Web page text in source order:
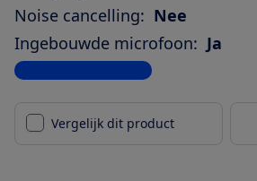
Noise cancelling: Nee
Ingebouwde microfoon: Ja
Bekijk alle specificaties
Vergelijk dit product